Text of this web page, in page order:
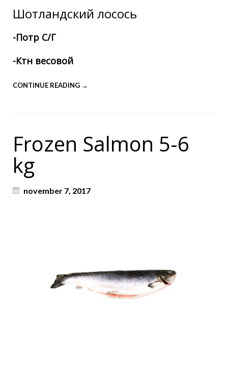
Шотландский лосось
-Потр С/Г
-Ктн весовой
CONTINUE READING →
Frozen Salmon 5-6
kg
november 7, 2017